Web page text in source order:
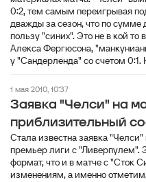
0:2, тем самым переигрывая
дважды за сезон, что по сумме
пользу "синих". Это не в кой
Алекса Фергюсона,
у "Сандерленда" со счетом
1 мая 2010, 10:37
Заявка "Челси" на
приблизительный
Стала известна заявка
премьер лиги с "Ливерпулем".
формат, что и в матче с "Сток
изменениям, а именно